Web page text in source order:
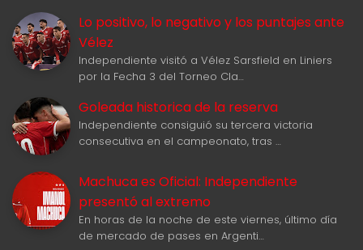
Lo positivo, lo negativo y los puntajes ante
Vélez
Independiente visitó a Vélez Sarsfield en Liniers
por la Fecha 3 del Torneo Cla…
Goleada historica de la reserva
Independiente consiguió su tercera victoria
consecutiva en el campeonato, tras …
Machuca es Oficial: Independiente
presentó al extremo
En horas de la noche de este viernes, último día
de mercado de pases en Argenti…